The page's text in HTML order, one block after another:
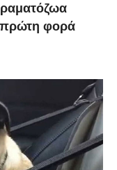
πρώτη φορά